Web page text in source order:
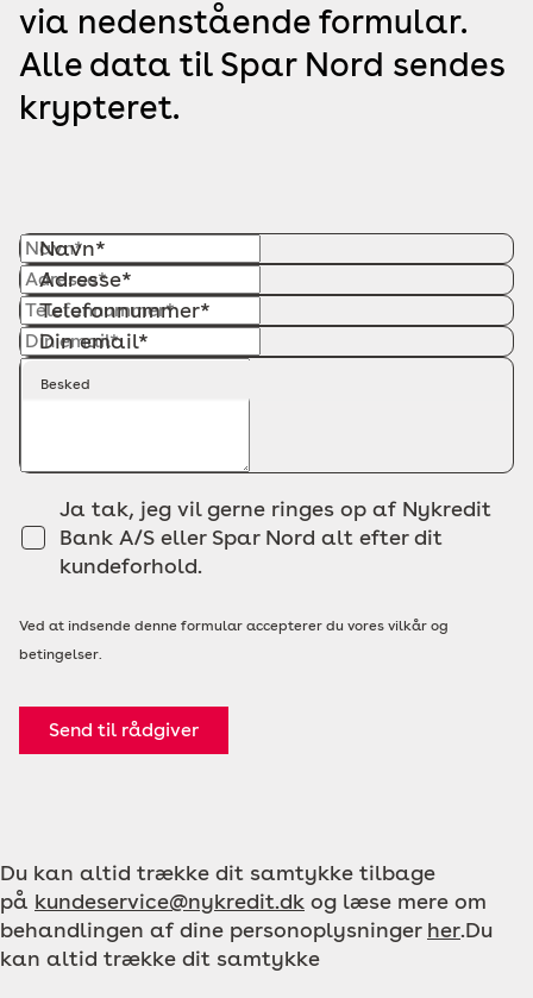
via nedenstående formular.
Alle data til Spar Nord sendes
krypteret.
Navn*
Adresse*
Telefonnummer*
Din email*
Besked
Ja tak, jeg vil gerne ringes op af Nykredit
Bank A/S eller Spar Nord alt efter dit
kundeforhold.
Ved at indsende denne formular accepterer du vores vilkår og
betingelser.
Send til rådgiver
Du kan altid trække dit samtykke tilbage
på kundeservice@nykredit.dk og læse mere om
behandlingen af dine personoplysninger her.Du
kan altid trække dit samtykke